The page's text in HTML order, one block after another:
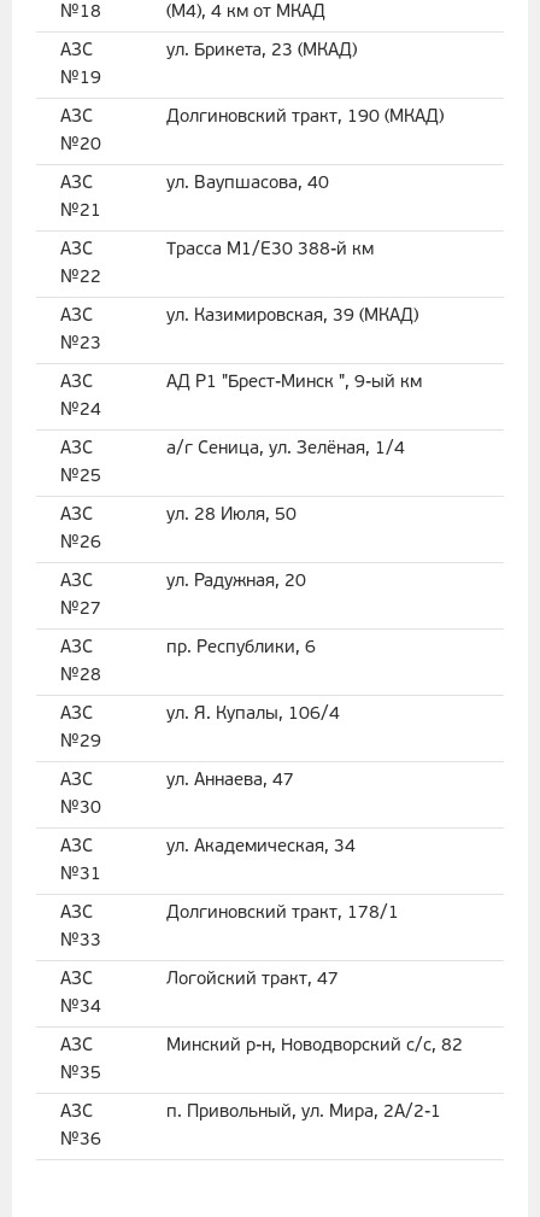
№18
(М4), 4 км от МКАД
АЗС
№19
ул. Брикета, 23 (МКАД)
АЗС
№20
Долгиновский тракт, 190 (МКАД)
АЗС
№21
ул. Ваупшасова, 40
АЗС
№22
Трасса М1/Е30 388-й км
АЗС
№23
ул. Казимировская, 39 (МКАД)
АЗС
№24
АД Р1 "Брест-Минск ", 9-ый км
АЗС
№25
а/г Сеница, ул. Зелёная, 1/4
АЗС
№26
ул. 28 Июля, 50
АЗС
№27
ул. Радужная, 20
АЗС
№28
пр. Республики, 6
АЗС
№29
ул. Я. Купалы, 106/4
АЗС
№30
ул. Аннаева, 47
АЗС
№31
ул. Академическая, 34
АЗС
№33
Долгиновский тракт, 178/1
АЗС
№34
Логойский тракт, 47
АЗС
№35
Минский р-н, Новодворский с/с, 82
АЗС
№36
п. Привольный, ул. Мира, 2А/2-1